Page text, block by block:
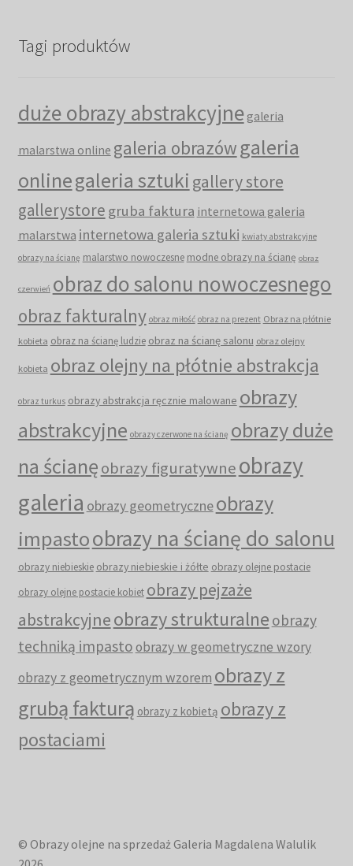
Tagi produktów
duże obrazy abstrakcyjne galeria
malarstwa online galeria obrazów galeria
onlinegaleria sztuki gallery store
gallerystore gruba faktura internetowa galeria
malarstwa internetowa galeria sztuki kwiaty abstrakcyjne
obrazy na ścianę malarstwo nowoczesne modne obrazy na ścianę obraz
czerwień obraz do salonu nowoczesnego
obraz fakturalny obraz miłość obraz na prezent Obraz na płótnie
kobieta obraz na ścianę ludzie obraz na ścianę salonu obraz olejny
kobieta obraz olejny na płótnie abstrakcja
obraz turkus obrazy abstrakcja ręcznie malowane obrazy
abstrakcyjne obrazy czerwone na ścianę obrazy duże
na ścianęobrazy figuratywneobrazy
galeria obrazy geometryczneobrazy
impastoobrazy na ścianę do salonu
obrazy niebieskie obrazy niebieskie i żółte obrazy olejne postacie
obrazy olejne postacie kobiet obrazy pejzaże
abstrakcyjneobrazy strukturalne obrazy
techniką impastoobrazy w geometryczne wzory
obrazy z geometrycznym wzorem obrazy z
grubą fakturą obrazy z kobietą obrazy z
postaciami
© Obrazy olejne na sprzedaż Galeria Magdalena Walulik